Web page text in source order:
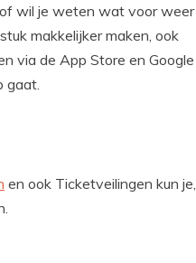
wil je weten wat voor weer
makkelijker maken, ook
via de App Store en Google
gaat.
en ook Ticketveilingen kun je,